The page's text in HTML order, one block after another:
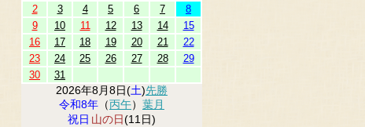
2
3 4 5 6 7
8
9
10 11 12 13 14
15
16
17 18 19 20 21
22
23
24 25 26 27 28
29
30
31
2026年8月8日(土)先勝
令和8年 （丙午） 葉月
祝日 山の日(11日)